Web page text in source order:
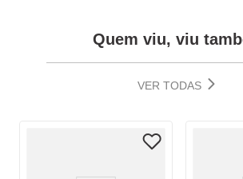
Quem viu, viu
VER TODAS